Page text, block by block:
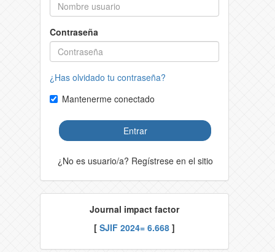
Contraseña
¿Has olvidado tu contraseña?
Mantenerme conectado
Entrar
¿No es usuario/a? Regístrese en el sitio
Journal impact factor
[ SJIF 2024= 6.668 ]